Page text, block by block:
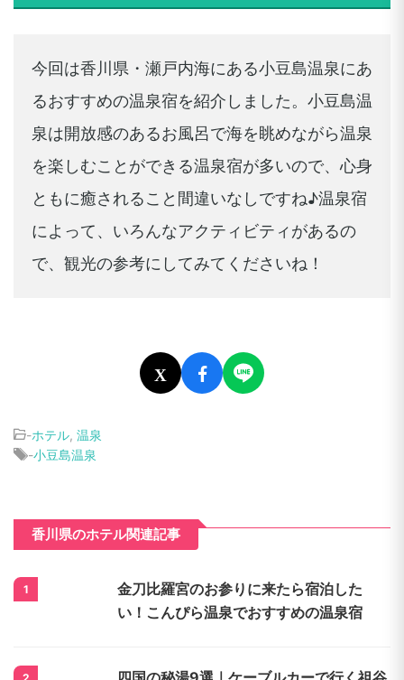
今回は香川県・瀬戸内海にある小豆島温泉にあ
るおすすめの温泉宿を紹介しました。小豆島温
泉は開放感のあるお風呂で海を眺めながら温泉
を楽しむことができる温泉宿が多いので、心身
ともに癒されること間違いなしですね♪温泉宿
によって、いろんなアクティビティがあるの
で、観光の参考にしてみてくださいね！
X
-ホテル, 温泉
-小豆島温泉
香川県のホテル関連記事
1
金刀比羅宮のお参りに来たら宿泊した
い！こんぴら温泉でおすすめの温泉宿